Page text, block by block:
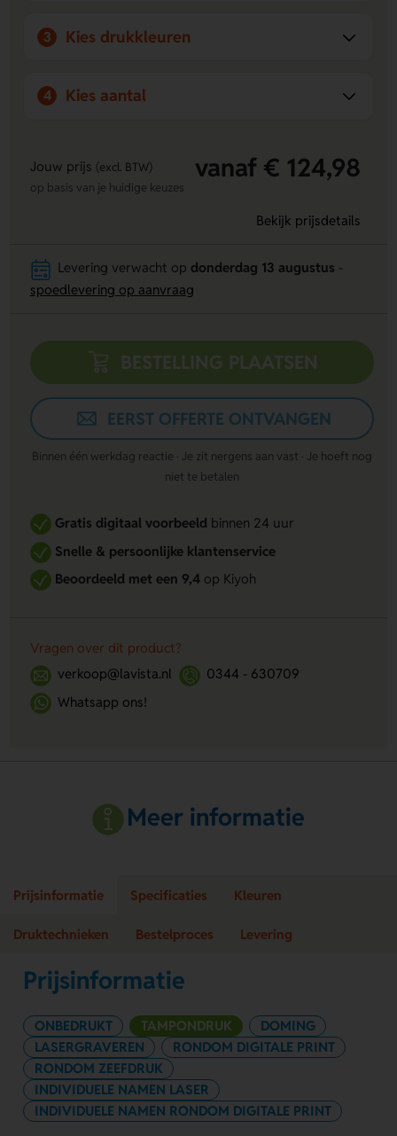
3 Kies drukkleuren
4 Kies aantal
Jouw prijs (excl. BTW) vanaf € 124,98
op basis van je huidige keuzes
Bekijk prijsdetails
Levering verwacht op donderdag 13 augustus
spoedlevering op aanvraag
BESTELLING PLAATSEN
EERST OFFERTE ONTVANGEN
Binnen één werkdag reactie · Je zit nergens aan vast · Je hoeft nog
niet te betalen
Gratis digitaal voorbeeldbinnen 24 uur
Snelle & persoonlijke klantenservice
Beoordeeld met een 9,4op Kiyoh
Vragen over dit product?
verkoop@lavista.nl
0344 - 630709
Whatsapp ons!
Meer informatie
Prijsinformatie Specificaties Kleuren
Druktechnieken Bestelproces Levering
Prijsinformatie
ONBEDRUKT TAMPONDRUK
DOMING
LASERGRAVEREN
RONDOM DIGITALE PRINT
RONDOM ZEEFDRUK
INDIVIDUELE NAMEN LASER
INDIVIDUELE NAMEN RONDOM DIGITALE PRINT